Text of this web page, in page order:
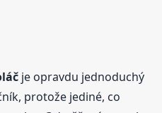
je opravdu jednoduchý
protože jediné, co